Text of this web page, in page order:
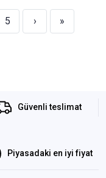
5 › »
Güvenli teslimat
Piyasadaki en iyi fiyat